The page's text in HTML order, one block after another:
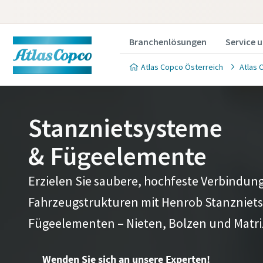
Branchenlösungen Service
Atlas Copco Österreich Atlas
Stanznietsysteme
& Fügeelemente
Erzielen Sie saubere, hochfeste
Fahrzeugstrukturen mit Henrob
Fügeelementen – Nieten, Bolzen und
Wenden Sie sich an unsere Experten!
Gern
diese
Gern
diese